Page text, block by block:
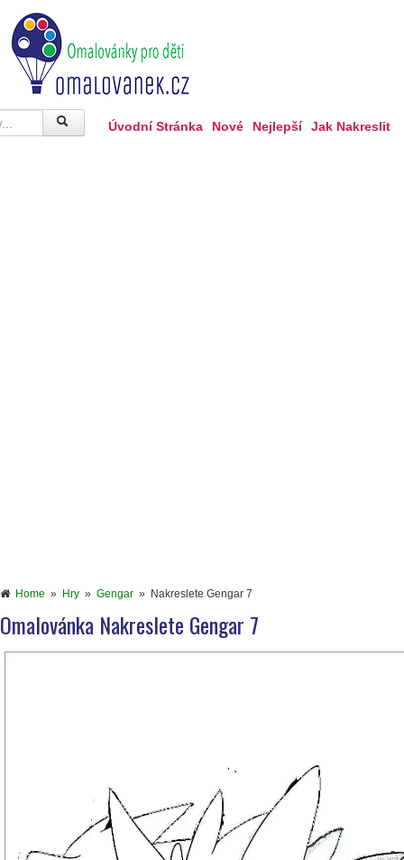
Úvodní Stránka Nové Nejlepší Jak Nakreslit
Home » Hry » Gengar » Nakreslete Gengar 7
Omalovánka Nakreslete Gengar 7